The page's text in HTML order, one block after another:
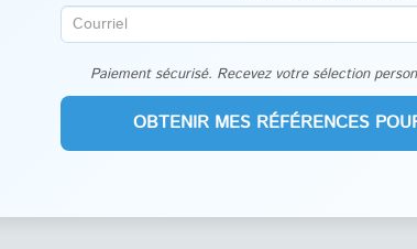
Paiement sécurisé. Recevez votre sélection